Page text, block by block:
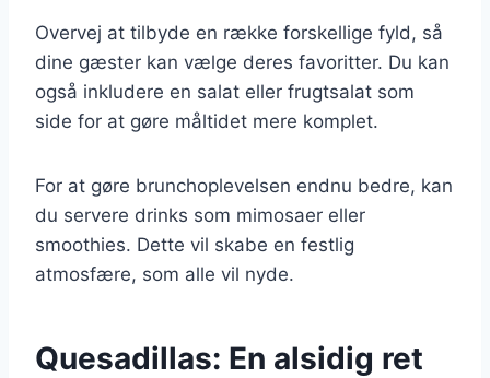
Overvej at tilbyde en række forskellige fyld, så
dine gæster kan vælge deres favoritter. Du kan
også inkludere en salat eller frugtsalat som
side for at gøre måltidet mere komplet.
For at gøre brunchoplevelsen endnu bedre, kan
du servere drinks som mimosaer eller
smoothies. Dette vil skabe en festlig
atmosfære, som alle vil nyde.
Quesadillas: En alsidig ret